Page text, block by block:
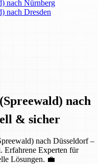
nach Nürnberg
nach Dresden
nach
& sicher
nach Düsseldorf –
Erfahrene Experten für
Lösungen. 💼